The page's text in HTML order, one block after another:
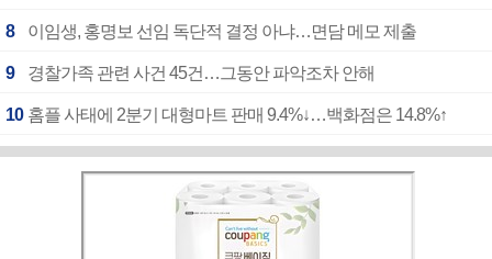
8 이임생, 홍명보 선임 독단적 결정 아냐…면담 메모 제출
9 경찰가족 관련 사건 45건…그동안 파악조차 안해
10 홈플 사태에 2분기 대형마트 판매 9.4%↓…백화점은 14.8%↑